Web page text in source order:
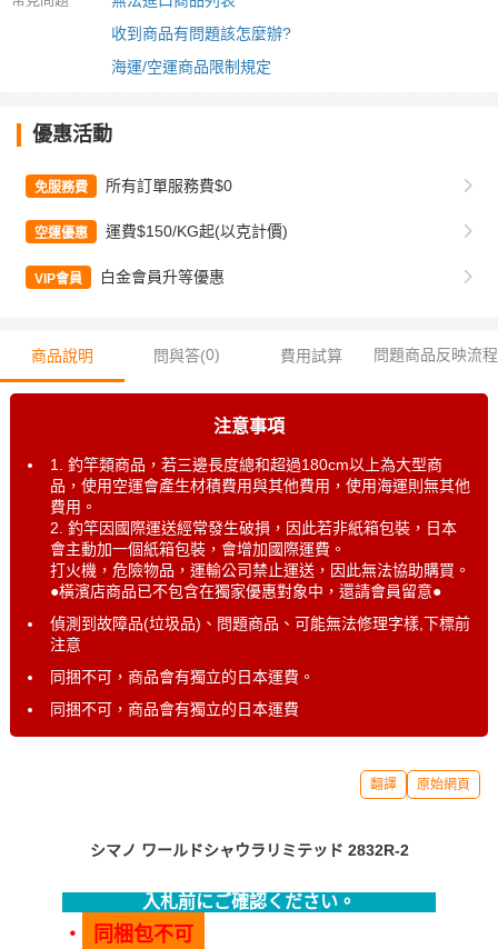
收到商品有問題該怎麼辦?
海運/空運商品限制規定
優惠活動
免服務費 所有訂單服務費$0
空運優惠 運費$150/KG起(以克計價)
VIP會員 白金會員升等優惠
商品說明 問與答(0) 費用試算 問題商品反映流程
注意事項
1. 釣竿類商品，若三邊長度總和超過180cm以上為大型商
品，使用空運會產生材積費用與其他費用，使用海運則無其他
費用。
2. 釣竿因國際運送經常發生破損，因此若非紙箱包裝，日本
會主動加一個紙箱包裝，會增加國際運費。
打火機，危險物品，運輸公司禁止運送，因此無法協助購買。
●橫濱店商品已不包含在獨家優惠對象中，還請會員留意●
偵測到故障品(垃圾品)、問題商品、可能無法修理字樣,下標前
注意
同捆不可，商品會有獨立的日本運費。
同捆不可，商品會有獨立的日本運費
翻譯 原始網頁
シマノ ワールドシャウラリミテッド 2832R-2
入札前にご確認ください。
・ 同梱包不可